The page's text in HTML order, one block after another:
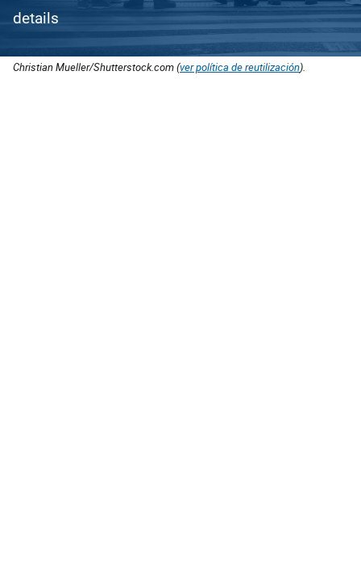
details
Christian Mueller/Shutterstock.com (ver política de reutilización).